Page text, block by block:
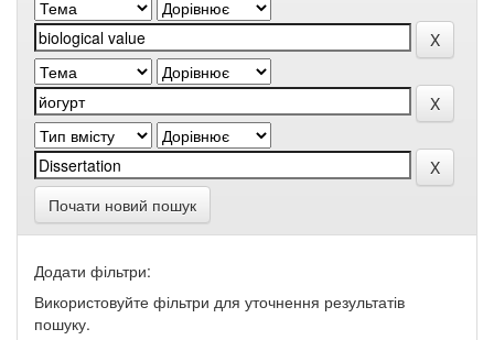
Почати новий пошук
Додати фільтри:
Використовуйте фільтри для уточнення результатів
пошуку.